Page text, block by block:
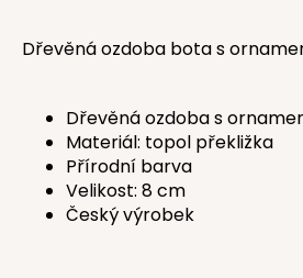
Dřevěná ozdoba bota s
Dřevěná ozdoba s
Materiál: topol překližka
Přírodní barva
Velikost: 8 cm
Český výrobek